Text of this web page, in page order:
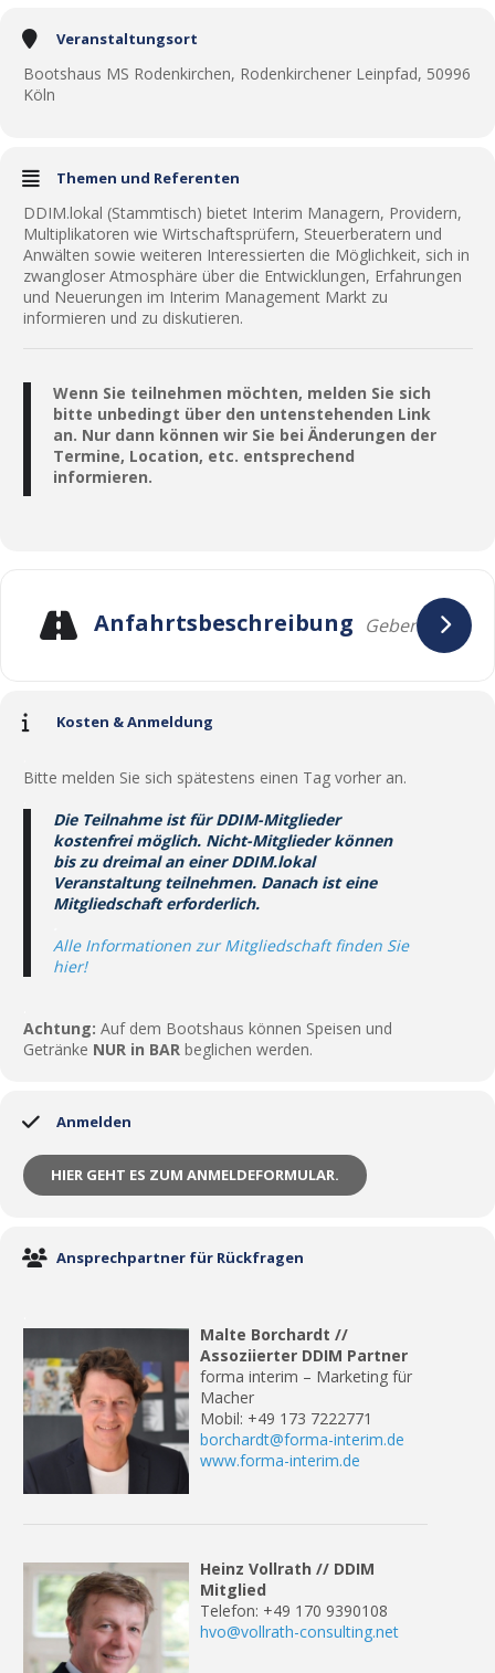
Veranstaltungsort
Bootshaus MS Rodenkirchen, Rodenkirchener Leinpfad, 50996
Köln
Themen und Referenten
DDIM.lokal (Stammtisch) bietet Interim Managern, Providern,
Multiplikatoren wie Wirtschaftsprüfern, Steuerberatern und
Anwälten sowie weiteren Interessierten die Möglichkeit, sich in
zwangloser Atmosphäre über die Entwicklungen, Erfahrungen
und Neuerungen im Interim Management Markt zu
informieren und zu diskutieren.
Wenn Sie teilnehmen möchten, melden Sie sich
bitte unbedingt über den untenstehenden Link
an. Nur dann können wir Sie bei Änderungen der
Termine, Location, etc. entsprechend
informieren.
Anfahrtsbeschreibung
Kosten & Anmeldung
Bitte melden Sie sich spätestens einen Tag vorher an.
Die Teilnahme ist für DDIM-Mitglieder
kostenfrei möglich. Nicht-Mitglieder können
bis zu dreimal an einer DDIM.lokal
Veranstaltung teilnehmen. Danach ist eine
Mitgliedschaft erforderlich.
Alle Informationen zur Mitgliedschaft finden Sie
hier!
Achtung: Auf dem Bootshaus können Speisen und
Getränke NUR in BAR beglichen werden.
Anmelden
HIER GEHT ES ZUM ANMELDEFORMULAR.
Ansprechpartner für Rückfragen
Malte Borchardt //
Assoziierter DDIM Partner
forma interim – Marketing für
Macher
Mobil: +49 173 7222771
borchardt@forma-interim.de
www.forma-interim.de
Heinz Vollrath // DDIM
Mitglied
Telefon: +49 170 9390108
hvo@vollrath-consulting.net